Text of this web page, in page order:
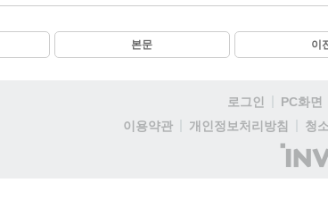
본문 이
로그인 PC화면
이용약관
개인정보처리방침 청